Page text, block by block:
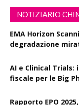
NOTIZIARIO
EMA Horizon
degradazione
AI e Clinical
fiscale per le Big
Rapporto EPO